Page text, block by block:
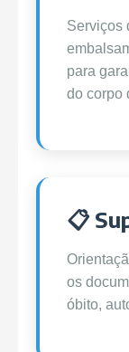
Serviços
para
do corpo
📋
os
óbito,